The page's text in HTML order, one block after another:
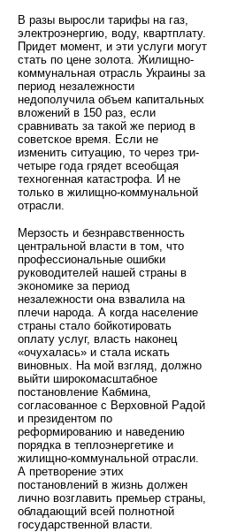
В разы выросли тарифы на газ,
электроэнергию, воду, квартплату.
Придет момент, и эти услуги могут
стать по цене золота. Жилищно-
коммунальная отрасль Украины за
период незалежности
недополучила объем капитальных
вложений в 150 раз, если
сравнивать за такой же период в
советское время. Если не
изменить ситуацию, то через три-
четыре года грядет всеобщая
техногенная катастрофа. И не
только в жилищно-коммунальной
отрасли.
Мерзость и безнравственность
центральной власти в том, что
профессиональные ошибки
руководителей нашей страны в
экономике за период
незалежности она взвалила на
плечи народа. А когда население
страны стало бойкотировать
оплату услуг, власть наконец
«очухалась» и стала искать
виновных. На мой взгляд, должно
выйти широкомасштабное
постановление Кабмина,
согласованное с Верховной Радой
и президентом по
реформированию и наведению
порядка в теплоэнергетике и
жилищно-коммунальной отрасли.
А претворение этих
постановлений в жизнь должен
лично возглавить премьер страны,
обладающий всей полнотной
государственной власти.